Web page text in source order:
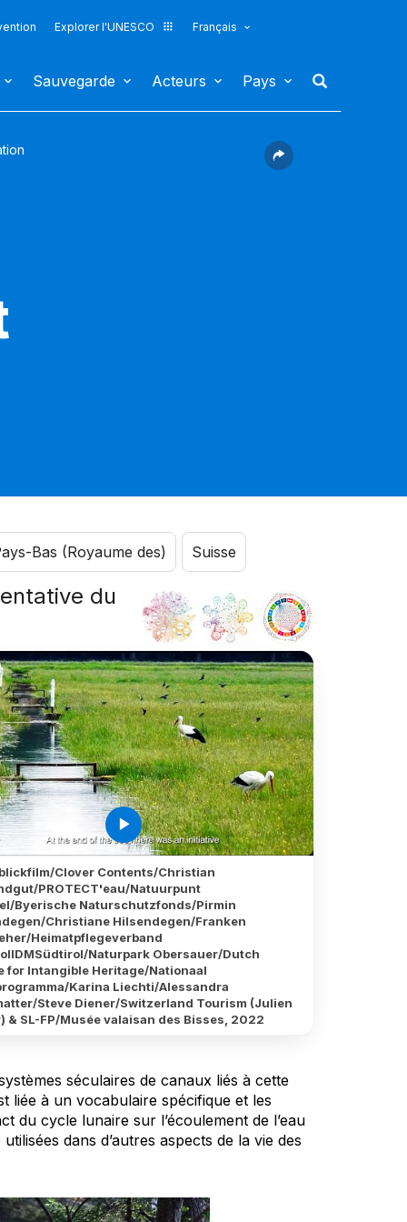
Explorer l'UNESCO Français
Sauvegarde Acteurs Pays
Bas (Royaume des) Suisse
du
play_arrow
Clover Contents/Christian
PROTECT'eau/Natuurpunt
Byerische Naturschutzfonds/Pirmin
Christiane Hilsendegen/Franken
Heimatpflegeverband
Naturpark Obersauer/Dutch
for Intangible Heritage/Nationaal
Karina Liechti/Alessandra
Steve Diener/Switzerland Tourism (Julien
& SL-FP/Musée valaisan des Bisses, 2022
séculaires de canaux liés à cette
liée à un vocabulaire spécifique et les
du cycle lunaire sur l’écoulement de l’eau
dans d’autres aspects de la vie des